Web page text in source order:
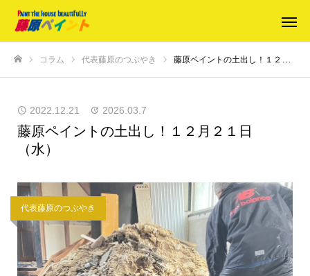
コラム 代表藤原のつぶやき 藤原ペイントの土出し！１２月２１日（水）
2022.12.21 2026.03.7
藤原ペイントの土出し！１２月２１日
（水）
代表藤原のつぶやき